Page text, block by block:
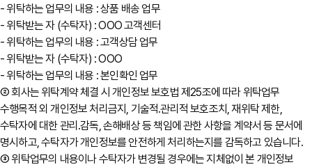
- 위탁하는 업무의 내용 : 상품 배송 업무
- 위탁받는 자 (수탁자) : OOO 고객센터
- 위탁하는 업무의 내용 : 고객상담 업무
- 위탁받는 자 (수탁자) : OOO
- 위탁하는 업무의 내용 : 본인확인 업무
② 회사는 위탁계약 체결 시 개인정보 보호법 제25조에 따라 위탁업무
수행목적 외 개인정보 처리금지, 기술적․관리적 보호조치, 재위탁 제한,
수탁자에 대한 관리․감독, 손해배상 등 책임에 관한 사항을 계약서 등 문서에
명시하고, 수탁자가 개인정보를 안전하게 처리하는지를 감독하고 있습니다.
③ 위탁업무의 내용이나 수탁자가 변경될 경우에는 지체없이 본 개인정보